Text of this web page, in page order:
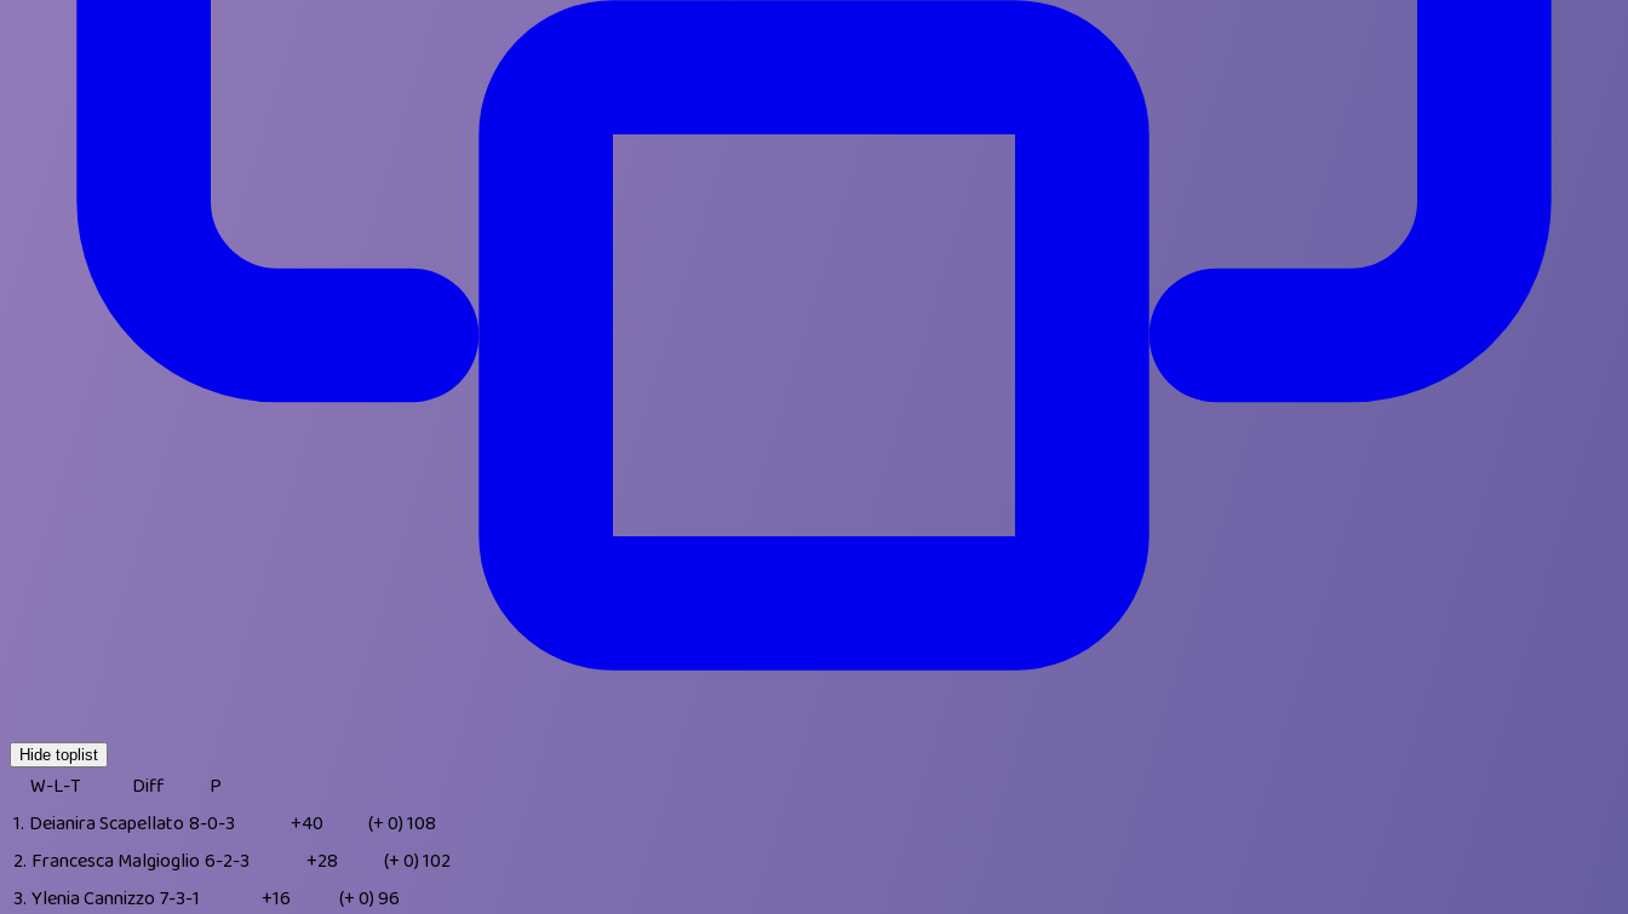
Hide toplist
W-L-T Diff
P
1. Deianira Scapellato 8-0-3 +40 (+ 0)108
2. Francesca Malgioglio 6-2-3 +28 (+ 0)102
3. Ylenia Cannizzo 7-3-1 +16 (+ 0)96